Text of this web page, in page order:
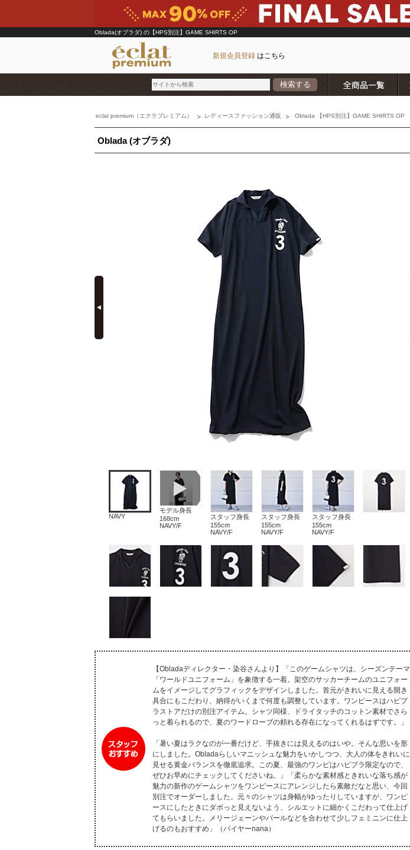
Oblada(オブラダ) の【HPS別注】GAME SHIRTS OP
新規会員登録 はこちら
検索する
ブランド
カテゴリ
雑誌･書籍(一緒に買うと送料無料)
eclat premium（エクラプレミアム） レディースファッション通販 Oblada 【HPS別注】GAME SHIRTS OP
Oblada (オブラダ)
NAVY
モデル身長
168cm
NAVY/F
スタッフ身長
155cm
NAVY/F
スタッフ身長
155cm
NAVY/F
スタッフ身長
155cm
NAVY/F
【Obladaディレクター・染谷さんより】「このゲームシャツは、シーズンテーマ
「ワールドユニフォーム」を象徴する一着。架空のサッカーチームのユニフォー
ムをイメージしてグラフィックをデザインしました。首元がきれいに見える開き
具合にもこだわり、納得がいくまで何度も調整しています。ワンピースはハピプ
ラストアだけの別注アイテム。シャツ同様、ドライタッチのコットン素材でさら
っと着られるので、夏のワードローブの頼れる存在になってくれるはずです。」
「暑い夏はラクなのが一番だけど、手抜きには見えるのはいや。そんな思いを形
にしました。Obladaらしいマニッシュな魅力をいかしつつ、大人の体をきれいに
見せる黄金バランスを徹底追求。この夏、最強のワンピはハピプラ限定なので、
ぜひお早めにチェックしてくださいね。」「柔らかな素材感ときれいな落ち感が
魅力の新作のゲームシャツをワンピースにアレンジしたら素敵だなと思い、今回
別注でオーダーしました。元々のシャツは身幅がゆったりしていますが、ワンピ
ースにしたときにダボっと見えないよう、シルエットに細かくこだわって仕上げ
てもらいました。メリージェーンやパールなどを合わせて少しフェミニンに仕上
げるのもおすすめ」（バイヤーnana）